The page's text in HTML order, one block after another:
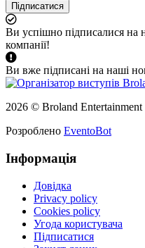
Підписатися
Ви успішно підписалися на
компанії!
Ви вже підписані на наші
2026 © Broland
Розроблено EventoBot
Інформація
Довідка
Privacy policy
Cookies policy
Угода користувача
Підписатися